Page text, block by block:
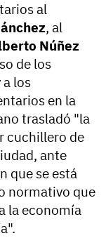
al
, al
Núñez
de los
a los
en la
trasladó "la
cuchillero de
ante
que se está
normativo que
la economía